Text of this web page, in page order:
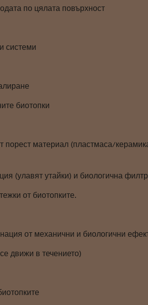
по цялата повърхност
системи
биотопки
порест материал (пластмаса/
(улавят утайки) и биологична
от биотопките.
от механични и биологични
движи в течението)